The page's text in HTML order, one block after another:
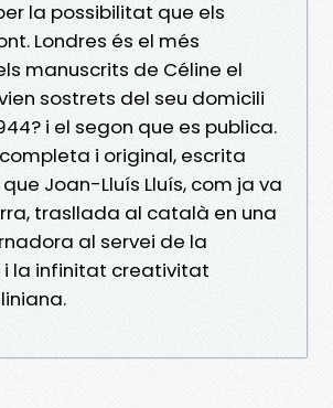
la possibilitat que els
Londres és el més
manuscrits de Céline el
sostrets del seu domicili
i el segon que es publica.
completa i original, escrita
Joan-Lluís Lluís, com ja va
trasllada al català en una
al servei de la
i la infinitat creativitat